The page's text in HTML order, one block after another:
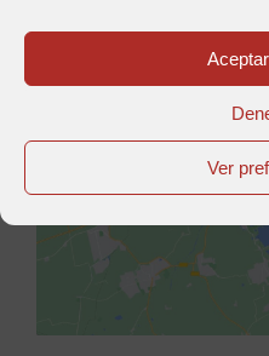
Ver
Haz clic para
permitir